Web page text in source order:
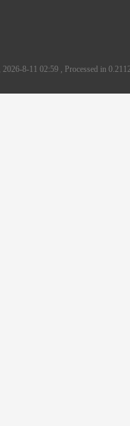
8-11 02:59 , Processed in